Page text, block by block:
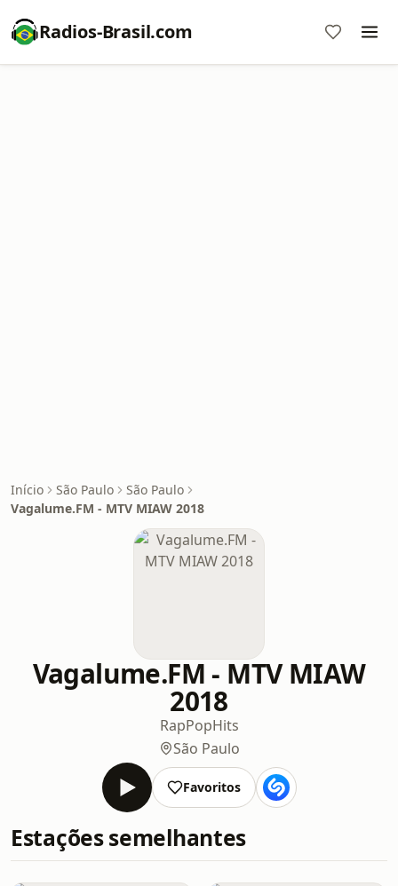
Radios-Brasil.com
Início São Paulo
São Paulo
Vagalume.FM - MTV MIAW 2018
Vagalume.FM - MTV MIAW
2018
RapPopHits
São Paulo
Favoritos
Estações semelhantes